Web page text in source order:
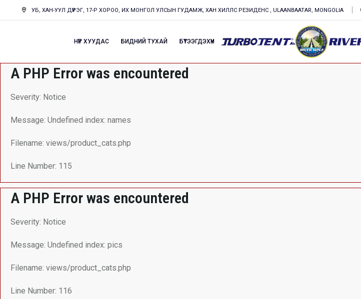
УБ, ХАН-УУЛ ДҮҮРЭГ, 17-Р ХОРОО, ИХ МОНГОЛ УЛСЫН ГУДАМЖ, ХАН ХИЛЛС РЕЗИДЕНС , ULAANBAATAR, MONGOLIA
НҮҮР ХУУДАС БИДНИЙ ТУХАЙ БҮТЭЭГДЭХҮҮН
A PHP Error was encountered
Severity: Notice
Message: Undefined index: names
Filename: views/product_cats.php
Line Number: 115
A PHP Error was encountered
Severity: Notice
Message: Undefined index: pics
Filename: views/product_cats.php
Line Number: 116